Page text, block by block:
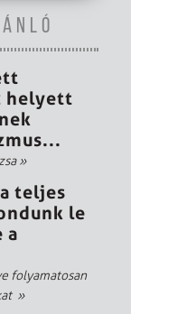
helyett
»
teljes
le
a
folyamatosan
»